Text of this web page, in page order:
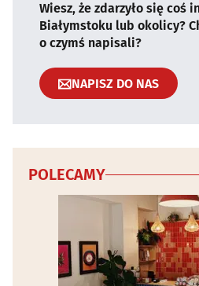
Wiesz, że zdarzyło się coś
Białymstoku lub okolicy?
o czymś napisali?
NAPISZ DO NAS
POLECAMY